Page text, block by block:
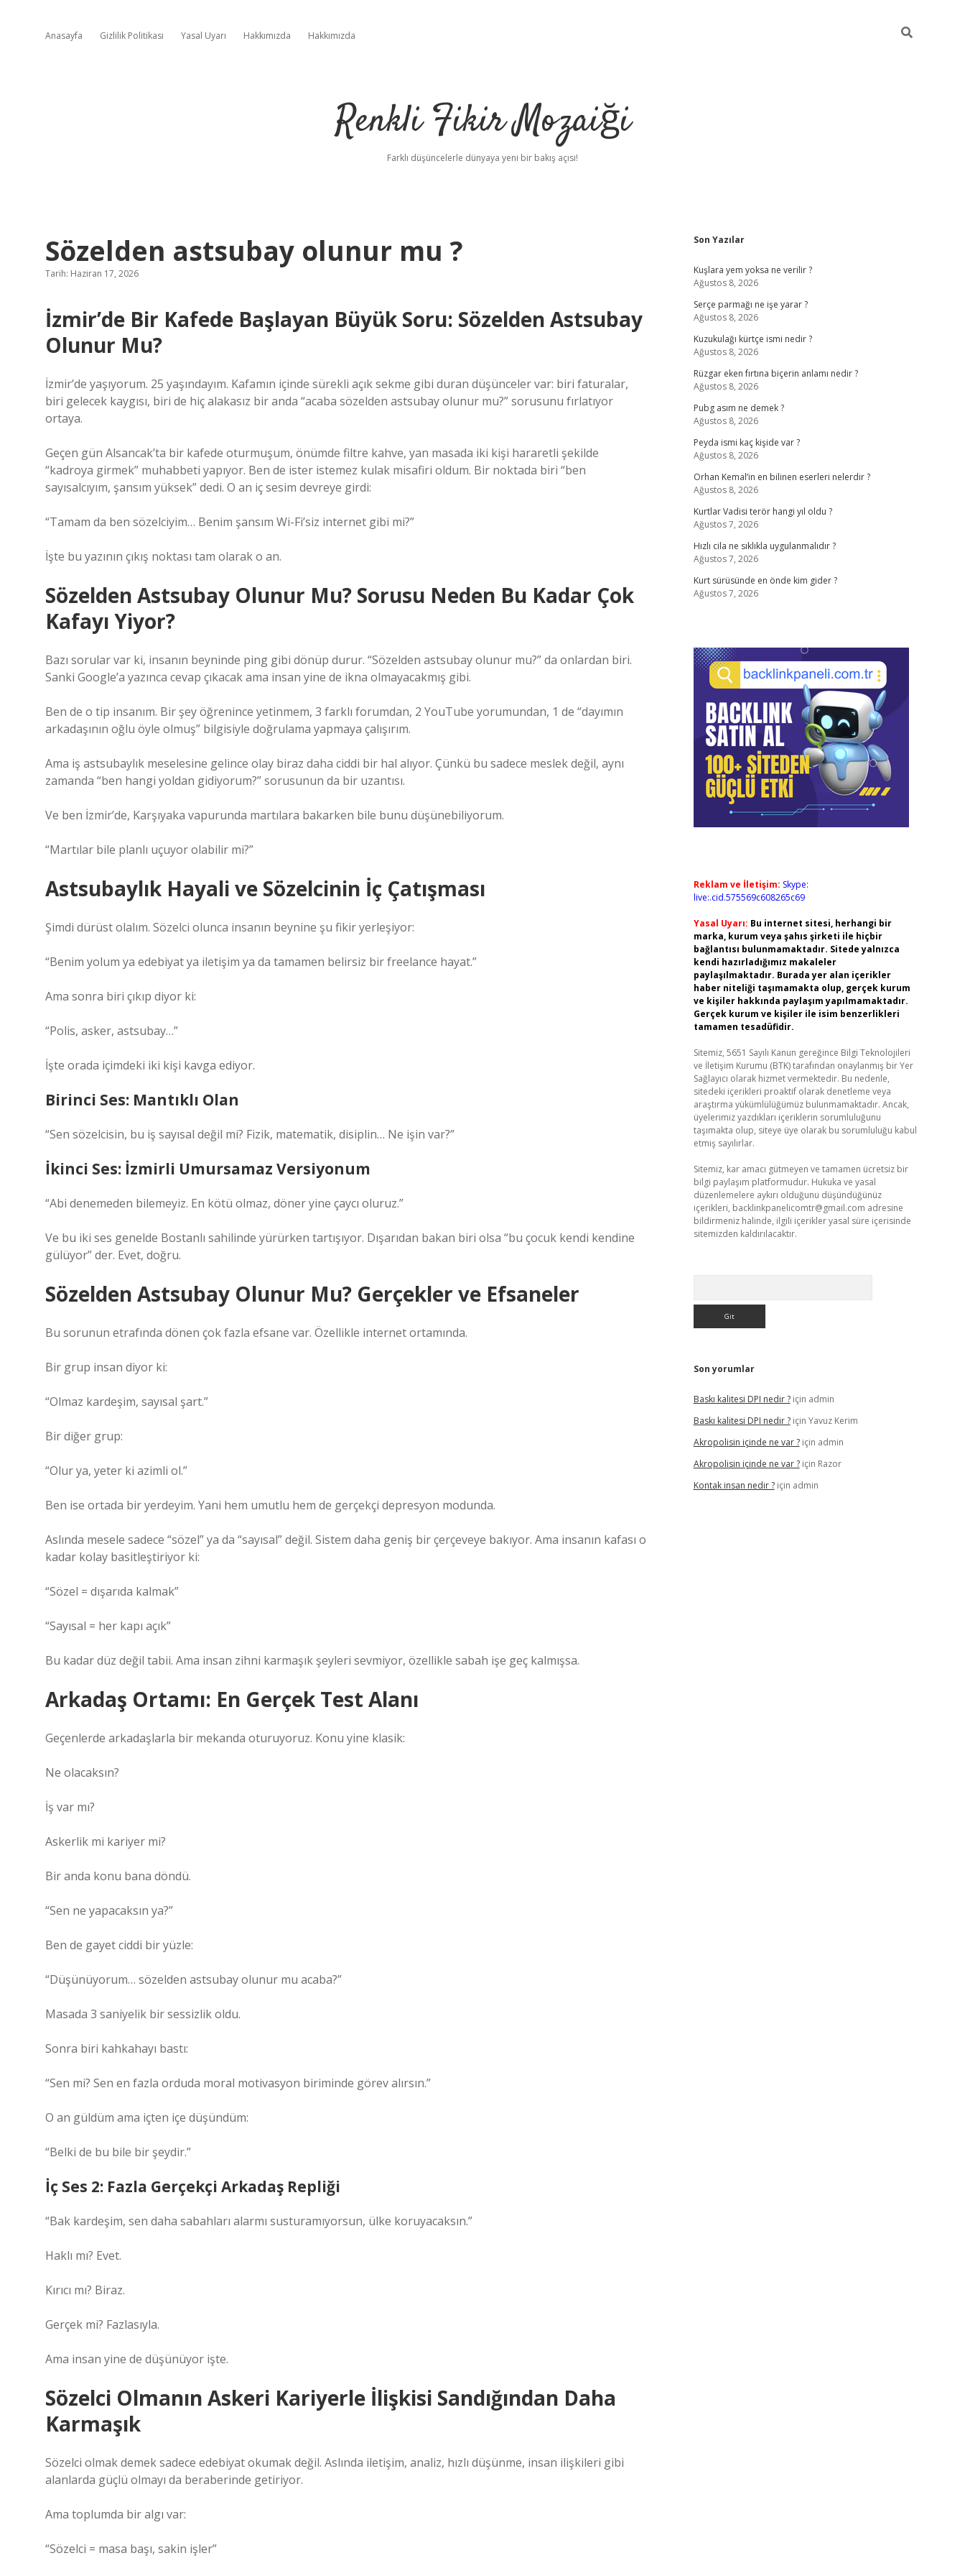
Anasayfa Gizlilik Politikası Yasal Uyarı Hakkımızda Hakkımızda
Renkli Fikir Mozaiği
Farklı düşüncelerle dünyaya yeni bir bakış açısı!
Sözelden astsubay olunur mu ?
Tarih: Haziran 17, 2026
İzmir’de Bir Kafede Başlayan Büyük Soru: Sözelden Astsubay
Olunur Mu?
İzmir’de yaşıyorum. 25 yaşındayım. Kafamın içinde sürekli açık sekme gibi duran düşünceler var: biri faturalar,
biri gelecek kaygısı, biri de hiç alakasız bir anda “acaba sözelden astsubay olunur mu?” sorusunu fırlatıyor
ortaya.
Geçen gün Alsancak’ta bir kafede oturmuşum, önümde filtre kahve, yan masada iki kişi hararetli şekilde
“kadroya girmek” muhabbeti yapıyor. Ben de ister istemez kulak misafiri oldum. Bir noktada biri “ben
sayısalcıyım, şansım yüksek” dedi. O an iç sesim devreye girdi:
“Tamam da ben sözelciyim… Benim şansım Wi-Fi’siz internet gibi mi?”
İşte bu yazının çıkış noktası tam olarak o an.
Sözelden Astsubay Olunur Mu? Sorusu Neden Bu Kadar Çok
Kafayı Yiyor?
Bazı sorular var ki, insanın beyninde ping gibi dönüp durur. “Sözelden astsubay olunur mu?” da onlardan biri.
Sanki Google’a yazınca cevap çıkacak ama insan yine de ikna olmayacakmış gibi.
Ben de o tip insanım. Bir şey öğrenince yetinmem, 3 farklı forumdan, 2 YouTube yorumundan, 1 de “dayımın
arkadaşının oğlu öyle olmuş” bilgisiyle doğrulama yapmaya çalışırım.
Ama iş astsubaylık meselesine gelince olay biraz daha ciddi bir hal alıyor. Çünkü bu sadece meslek değil, aynı
zamanda “ben hangi yoldan gidiyorum?” sorusunun da bir uzantısı.
Ve ben İzmir’de, Karşıyaka vapurunda martılara bakarken bile bunu düşünebiliyorum.
“Martılar bile planlı uçuyor olabilir mi?”
Astsubaylık Hayali ve Sözelcinin İç Çatışması
Şimdi dürüst olalım. Sözelci olunca insanın beynine şu fikir yerleşiyor:
“Benim yolum ya edebiyat ya iletişim ya da tamamen belirsiz bir freelance hayat.”
Ama sonra biri çıkıp diyor ki:
“Polis, asker, astsubay…”
İşte orada içimdeki iki kişi kavga ediyor.
Birinci Ses: Mantıklı Olan
“Sen sözelcisin, bu iş sayısal değil mi? Fizik, matematik, disiplin… Ne işin var?”
İkinci Ses: İzmirli Umursamaz Versiyonum
“Abi denemeden bilemeyiz. En kötü olmaz, döner yine çaycı oluruz.”
Ve bu iki ses genelde Bostanlı sahilinde yürürken tartışıyor. Dışarıdan bakan biri olsa “bu çocuk kendi kendine
gülüyor” der. Evet, doğru.
Sözelden Astsubay Olunur Mu? Gerçekler ve Efsaneler
Bu sorunun etrafında dönen çok fazla efsane var. Özellikle internet ortamında.
Bir grup insan diyor ki:
“Olmaz kardeşim, sayısal şart.”
Bir diğer grup:
“Olur ya, yeter ki azimli ol.”
Ben ise ortada bir yerdeyim. Yani hem umutlu hem de gerçekçi depresyon modunda.
Aslında mesele sadece “sözel” ya da “sayısal” değil. Sistem daha geniş bir çerçeveye bakıyor. Ama insanın kafası o
kadar kolay basitleştiriyor ki:
“Sözel = dışarıda kalmak”
“Sayısal = her kapı açık”
Bu kadar düz değil tabii. Ama insan zihni karmaşık şeyleri sevmiyor, özellikle sabah işe geç kalmışsa.
Arkadaş Ortamı: En Gerçek Test Alanı
Geçenlerde arkadaşlarla bir mekanda oturuyoruz. Konu yine klasik:
Ne olacaksın?
İş var mı?
Askerlik mi kariyer mi?
Bir anda konu bana döndü.
“Sen ne yapacaksın ya?”
Ben de gayet ciddi bir yüzle:
“Düşünüyorum… sözelden astsubay olunur mu acaba?”
Masada 3 saniyelik bir sessizlik oldu.
Sonra biri kahkahayı bastı:
“Sen mi? Sen en fazla orduda moral motivasyon biriminde görev alırsın.”
O an güldüm ama içten içe düşündüm:
“Belki de bu bile bir şeydir.”
İç Ses 2: Fazla Gerçekçi Arkadaş Repliği
“Bak kardeşim, sen daha sabahları alarmı susturamıyorsun, ülke koruyacaksın.”
Haklı mı? Evet.
Kırıcı mı? Biraz.
Gerçek mi? Fazlasıyla.
Ama insan yine de düşünüyor işte.
Sözelci Olmanın Askeri Kariyerle İlişkisi Sandığından Daha
Karmaşık
Sözelci olmak demek sadece edebiyat okumak değil. Aslında iletişim, analiz, hızlı düşünme, insan ilişkileri gibi
alanlarda güçlü olmayı da beraberinde getiriyor.
Ama toplumda bir algı var:
“Sözelci = masa başı, sakin işler”
Sidebar
Son Yazılar
Kuşlara yem yoksa ne verilir ?
Ağustos 8, 2026
Serçe parmağı ne işe yarar ?
Ağustos 8, 2026
Kuzukulağı kürtçe ismi nedir ?
Ağustos 8, 2026
Rüzgar eken fırtına biçerin anlamı nedir ?
Ağustos 8, 2026
Pubg asım ne demek ?
Ağustos 8, 2026
Peyda ismi kaç kişide var ?
Ağustos 8, 2026
Orhan Kemal’in en bilinen eserleri nelerdir ?
Ağustos 8, 2026
Kurtlar Vadisi terör hangi yıl oldu ?
Ağustos 7, 2026
Hızlı cila ne sıklıkla uygulanmalıdır ?
Ağustos 7, 2026
Kurt sürüsünde en önde kim gider ?
Ağustos 7, 2026
Reklam ve İletişim: Skype:
live:.cid.575569c608265c69
Yasal Uyarı: Bu internet sitesi, herhangi bir
marka, kurum veya şahıs şirketi ile hiçbir
bağlantısı bulunmamaktadır. Sitede yalnızca
kendi hazırladığımız makaleler
paylaşılmaktadır. Burada yer alan içerikler
haber niteliği taşımamakta olup, gerçek kurum
ve kişiler hakkında paylaşım yapılmamaktadır.
Gerçek kurum ve kişiler ile isim benzerlikleri
tamamen tesadüfidir.
Sitemiz, 5651 Sayılı Kanun gereğince Bilgi Teknolojileri
ve İletişim Kurumu (BTK) tarafından onaylanmış bir Yer
Sağlayıcı olarak hizmet vermektedir. Bu nedenle,
sitedeki içerikleri proaktif olarak denetleme veya
araştırma yükümlülüğümüz bulunmamaktadır. Ancak,
üyelerimiz yazdıkları içeriklerin sorumluluğunu
taşımakta olup, siteye üye olarak bu sorumluluğu kabul
etmiş sayılırlar.
Sitemiz, kar amacı gütmeyen ve tamamen ücretsiz bir
bilgi paylaşım platformudur. Hukuka ve yasal
düzenlemelere aykırı olduğunu düşündüğünüz
içerikleri, backlinkpanelicomtr@gmail.com adresine
bildirmeniz halinde, ilgili içerikler yasal süre içerisinde
sitemizden kaldırılacaktır.
Son yorumlar
Baskı kalitesi DPI nedir ?için admin
Baskı kalitesi DPI nedir ?için Yavuz Kerim
Akropolisin içinde ne var ?için admin
Akropolisin içinde ne var ?için Razor
Kontak insan nedir ?için admin